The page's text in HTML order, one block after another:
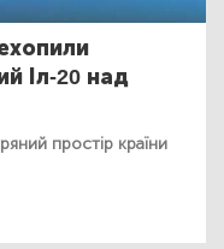
Іл-20 над
простір країни